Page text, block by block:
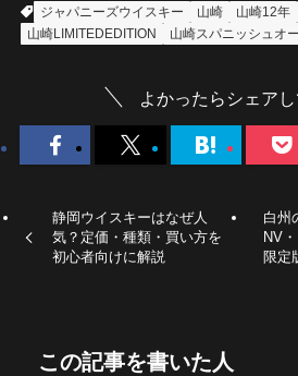
ジャパニーズウイスキー
山崎 山崎12年
山崎LIMITEDEDITION
山崎スパニッシュオ
よかったらシェアし
静岡ウイスキーはなぜ人
気？定価・種類・買い方を
初心者向けに解説
白州
NV
限定
この記事を書いた人